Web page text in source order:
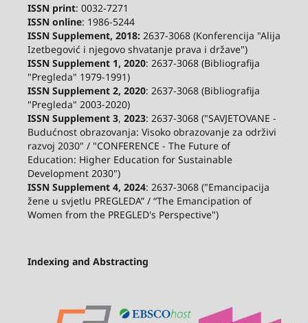
ISSN print: 0032-7271
ISSN online: 1986-5244
ISSN Supplement, 2018:2637-3068 (Konferencija "Alija
Izetbegović i njegovo shvatanje prava i države")
ISSN Supplement 1, 2020: 2637-3068 (Bibliografija
"Pregleda" 1979-1991)
ISSN Supplement 2, 2020: 2637-3068 (Bibliografija
"Pregleda" 2003-2020)
ISSN Supplement 3, 2023: 2637-3068 ("SAVJETOVANE -
Budućnost obrazovanja: Visoko obrazovanje za održivi
razvoj 2030" / "CONFERENCE - The Future of
Education: Higher Education for Sustainable
Development 2030")
ISSN Supplement 4, 2024: 2637-3068 ("Emancipacija
žene u svjetlu PREGLEDA” / “The Emancipation of
Women from the PREGLED's Perspective")
Indexing and Abstracting